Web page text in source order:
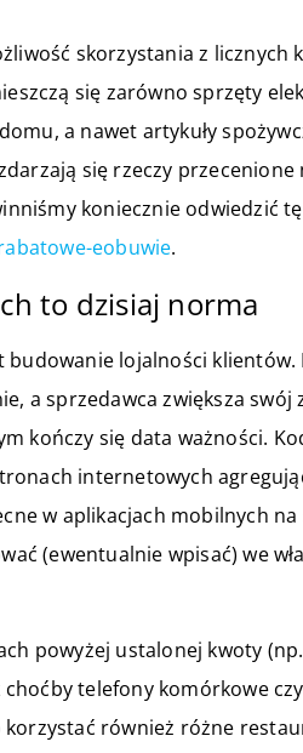
skorzystania z licznych
się zarówno sprzęty
a nawet artykuły
się rzeczy przecenione
koniecznie odwiedzić
eobuwie.
to dzisiaj norma
lojalności
a sprzedawca zwiększa swój
kończy się data ważności.
internetowych
w aplikacjach mobilnych
(ewentualnie wpisać) we
powyżej ustalonej kwoty
telefony komórkowe
korzystać również różne